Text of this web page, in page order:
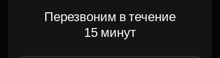
Перезвоним в течение
15 минут